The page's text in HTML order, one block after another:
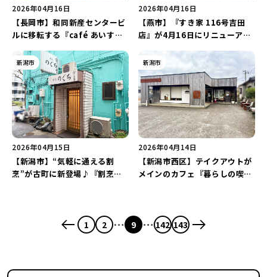
2026年04月16日
【長岡市】和同新産センタービ
ルに移転する『café あいす
にやさしいごはんが魅力♪
2026年04月16日
【燕市】『すき家 116号吉田
店』が4月16日にリニューアル
ザイン”に刷新♪
新潟市
2026年04月15日
【新潟市】“気軽に通える割
烹”が古町に新登場♪『割烹の
新潟市
2026年04月14日
【新潟市西区】テイクアウトが
メインのカフェ『暮らしの喫茶
1 2 … 9 … 142 143